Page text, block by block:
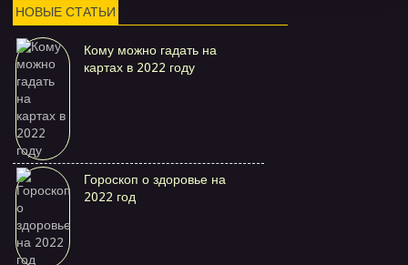
НОВЫЕ СТАТЬИ
Кому можно гадать на
картах в 2022 году
Гороскоп о здоровье на
2022 год